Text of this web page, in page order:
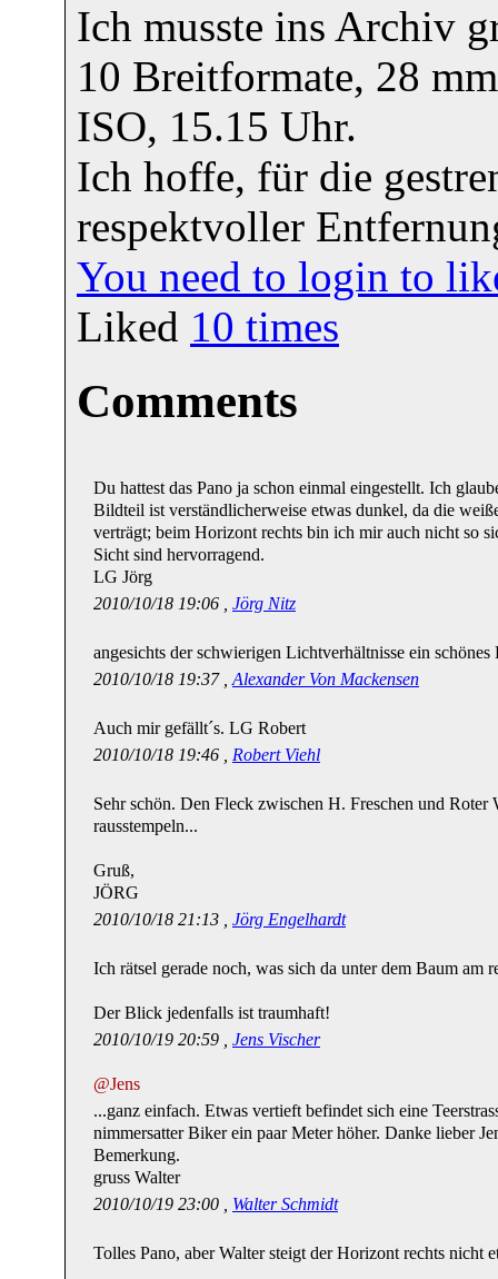
Ich musste ins Archiv
10 Breitformate, 28
ISO, 15.15 Uhr.
Ich hoffe, für die
respektvoller
You need to login to
Liked 10 times
Comments
Du hattest das Pano ja schon einmal eingestellt. Ich
Bildteil ist verständlicherweise etwas dunkel, da die
verträgt; beim Horizont rechts bin ich mir auch nicht so
Sicht sind hervorragend.
LG Jörg
2010/10/18 19:06 , Jörg Nitz
angesichts der schwierigen Lichtverhältnisse ein
2010/10/18 19:37 , Alexander Von Mackensen
Auch mir gefällt´s. LG Robert
2010/10/18 19:46 , Robert Viehl
Sehr schön. Den Fleck zwischen H. Freschen und Roter
rausstempeln...
Gruß,
JÖRG
2010/10/18 21:13 , Jörg Engelhardt
Ich rätsel gerade noch, was sich da unter dem Baum am
Der Blick jedenfalls ist traumhaft!
2010/10/19 20:59 , Jens Vischer
@Jens
...ganz einfach. Etwas vertieft befindet sich eine
nimmersatter Biker ein paar Meter höher. Danke lieber
Bemerkung.
gruss Walter
2010/10/19 23:00 , Walter Schmidt
Tolles Pano, aber Walter steigt der Horizont rechts nicht